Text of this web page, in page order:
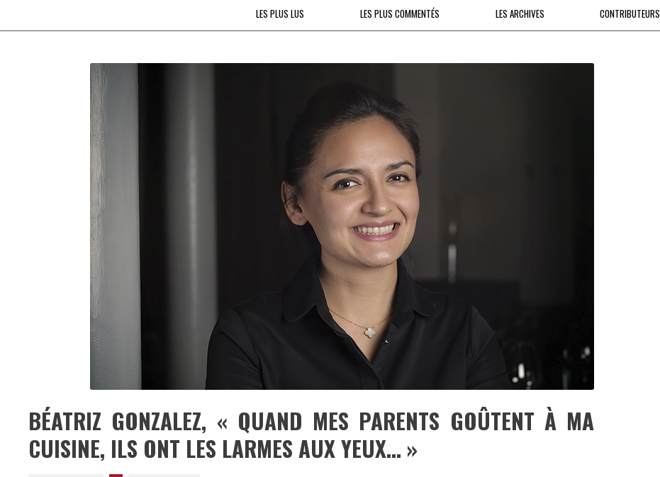
CHEFS & ACTUALITÉS
DESTIN DE FEMME
V…DE VOYAGE
LES PLUS LUS LES PLUS COMMENTÉS LES ARCHIVES CONTRIBUTEURS
BÉATRIZ GONZALEZ, « QUAND MES PARENTS GOÛTENT À MA
CUISINE, ILS ONT LES LARMES AUX YEUX… »